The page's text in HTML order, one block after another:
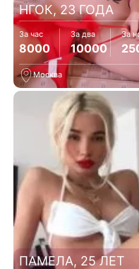
НГОК, 23 ГОДА
За час
8000
За два
10000
За
Москва
ПАМЕЛА, 25 ЛЕТ